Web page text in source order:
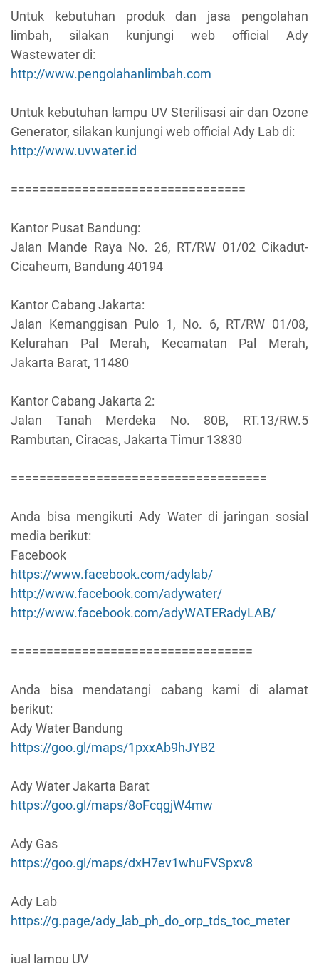
Untuk kebutuhan produk dan jasa pengolahan
limbah, silakan kunjungi web official Ady
Wastewater di:
http://www.pengolahanlimbah.com
Untuk kebutuhan lampu UV Sterilisasi air dan Ozone
Generator, silakan kunjungi web official Ady Lab di:
http://www.uvwater.id
=================================
Kantor Pusat Bandung:
Jalan Mande Raya No. 26, RT/RW 01/02 Cikadut-
Cicaheum, Bandung 40194
Kantor Cabang Jakarta:
Jalan Kemanggisan Pulo 1, No. 6, RT/RW 01/08,
Kelurahan Pal Merah, Kecamatan Pal Merah,
Jakarta Barat, 11480
Kantor Cabang Jakarta 2:
Jalan Tanah Merdeka No. 80B, RT.13/RW.5
Rambutan, Ciracas, Jakarta Timur 13830
====================================
Anda bisa mengikuti Ady Water di jaringan sosial
media berikut:
Facebook
https://www.facebook.com/adylab/
http://www.facebook.com/adywater/
http://www.facebook.com/adyWATERadyLAB/
==================================
Anda bisa mendatangi cabang kami di alamat
berikut:
Ady Water Bandung
https://goo.gl/maps/1pxxAb9hJYB2
Ady Water Jakarta Barat
https://goo.gl/maps/8oFcqgjW4mw
Ady Gas
https://goo.gl/maps/dxH7ev1whuFVSpxv8
Ady Lab
https://g.page/ady_lab_ph_do_orp_tds_toc_meter
jual lampu UV